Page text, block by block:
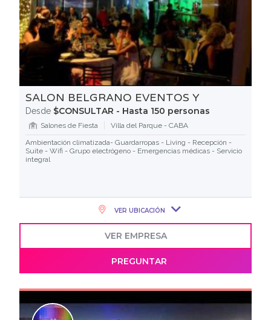
SALON BELGRANO EVENTOS Y
Desde $CONSULTAR - Hasta 150 personas
Salones de Fiesta
Villa del Parque - CABA
Ambientación climatizada- Guardarropas - Living - Recepción -
Suite - Wifi - Grupo electrógeno - Emergencias médicas - Servicio
integral
VER UBICACIÓN
VER EMPRESA
PREGUNTAR